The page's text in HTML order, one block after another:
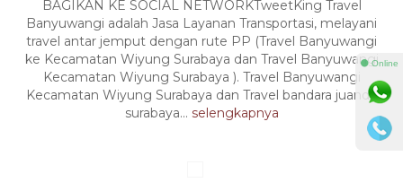
BAGIKAN KE SOCIAL NETWORKTweetKing Travel
Banyuwangi adalah Jasa Layanan Transportasi, melayani
travel antar jemput dengan rute PP (Travel Banyuwangi
ke Kecamatan Wiyung Surabaya dan Travel Banyuwangi
Kecamatan Wiyung Surabaya ). Travel Banyuwangi
Kecamatan Wiyung Surabaya dan Travel bandara juanda
surabaya... selengkapnya
⚫ Online